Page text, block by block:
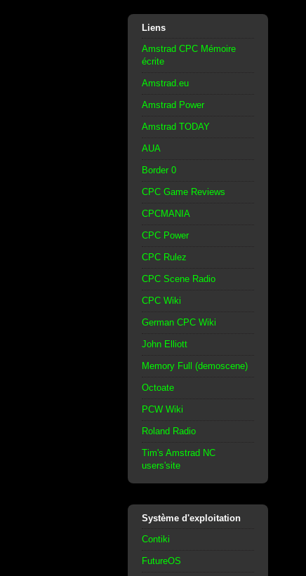
Liens
Amstrad CPC Mémoire
écrite
Amstrad.eu
Amstrad Power
Amstrad TODAY
AUA
Border 0
CPC Game Reviews
CPCMANIA
CPC Power
CPC Rulez
CPC Scene Radio
CPC Wiki
German CPC Wiki
John Elliott
Memory Full (demoscene)
Octoate
PCW Wiki
Roland Radio
Tim's Amstrad NC
users'site
Système d'exploitation
Contiki
FutureOS